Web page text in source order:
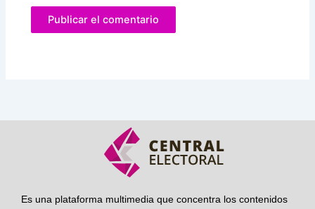
Es una plataforma multimedia que concentra los contenidos